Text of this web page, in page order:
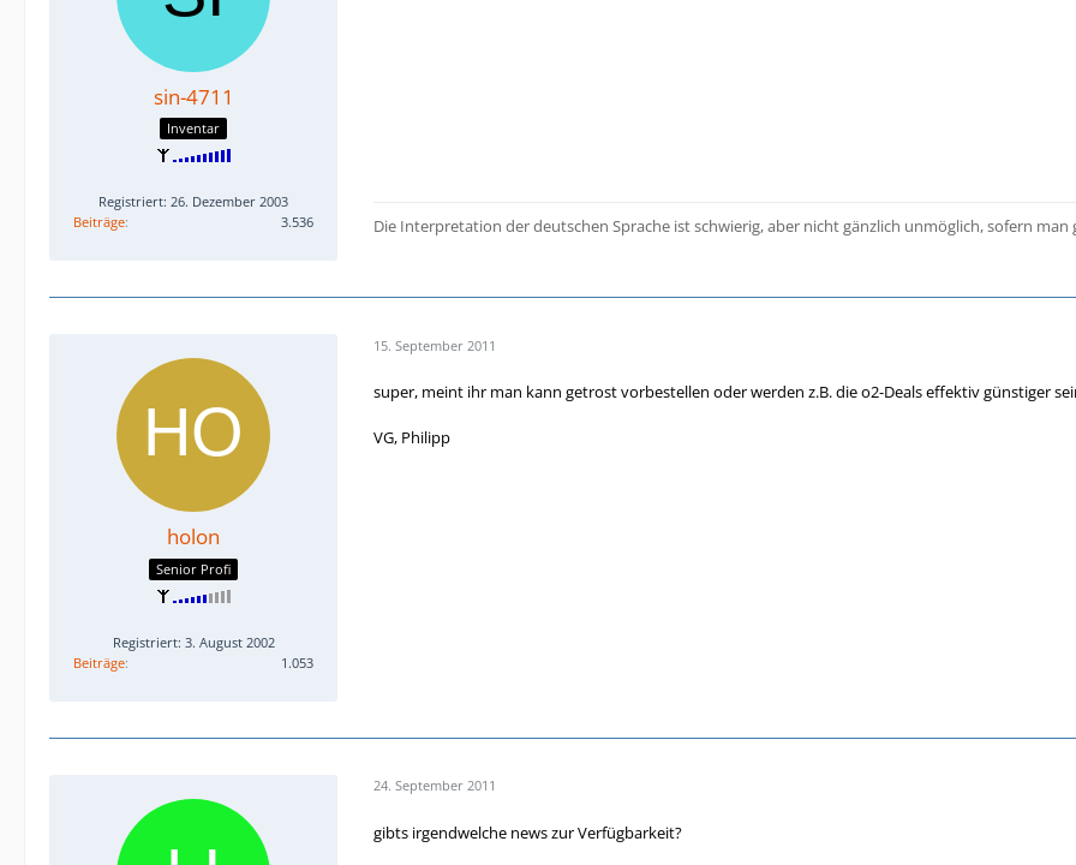
sin-4711
Inventar
Registriert: 26. Dezember 2003
Beiträge
3.536 Die Interpretation der deutschen Sprache ist schwierig, aber nicht gänzlich unmöglich, sofern
holon
Senior Profi
Registriert: 3. August 2002
Beiträge
1.053
15. September 2011
super, meint ihr man kann getrost vorbestellen oder werden z.B. die o2-Deals effektiv günstiger
VG, Philipp
24. September 2011
gibts irgendwelche news zur Verfügbarkeit?